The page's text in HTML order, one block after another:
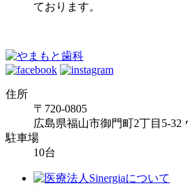
ております。
住所
〒720-0805
広島県福山市御門町2丁目5-32
駐車場
10台